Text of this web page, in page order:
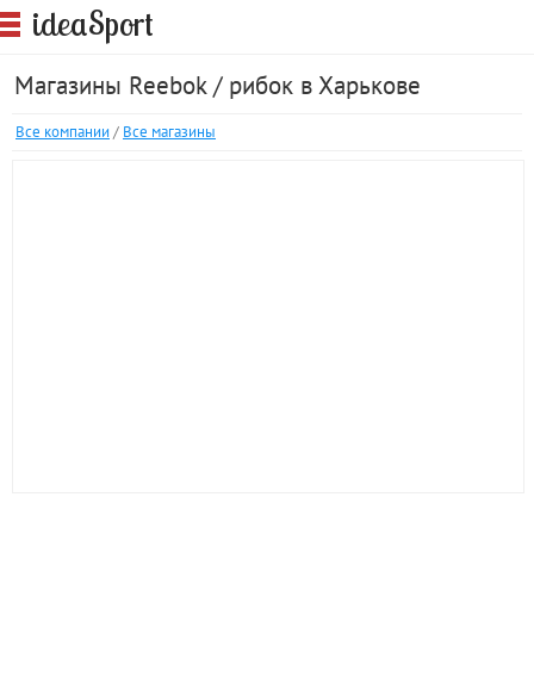
ideaSport
Магазины Reebok / рибок в Харькове
Все компании / Все магазины